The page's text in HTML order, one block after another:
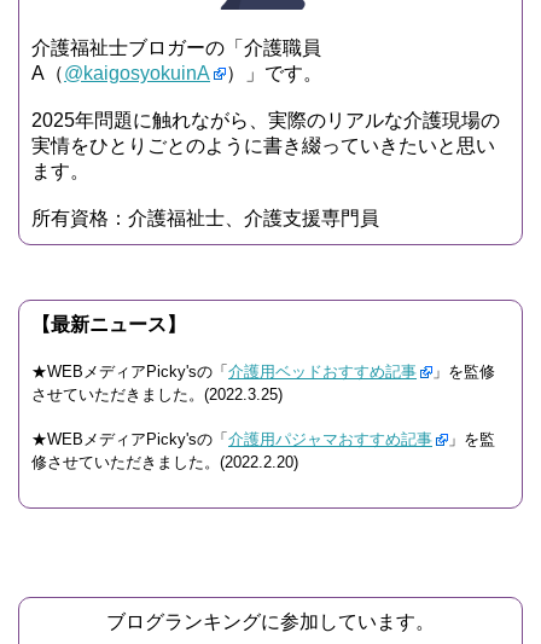
介護福祉士ブロガーの「介護職員
A（@kaigosyokuinA ）」です。
2025年問題に触れながら、実際のリアルな介護現場の
実情をひとりごとのように書き綴っていきたいと思い
ます。
所有資格：介護福祉士、介護支援専門員
【最新ニュース】
★WEBメディアPicky'sの「 介護用ベッドおすすめ記事
」を監修
させていただきました。(2022.3.25)
★WEBメディアPicky'sの「 介護用パジャマおすすめ記事
」を監
修させていただきました。(2022.2.20)
ブログランキングに参加しています。